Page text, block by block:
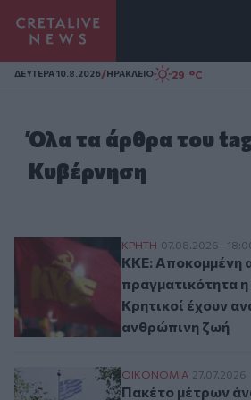
Homepage
ΔΕΥΤΕΡΑ 10.8.2026/ΗΡΑΚΛΕΙΟ 29 °C
Όλα τα άρθρα του
Κυβέρνηση
ΚΚΕ: Αποκομμένη
ΚΡΗΤΗ 07.08.2026 -
ΚΚΕ: Αποκομμένη
πραγματικότητα
Κρητικοί έχουν
ανθρώπινη ζωή
Πακέτο μέτρων
ΟΙΚΟΝΟΜΙΑ 27.07.2026
Πακέτο μέτρων